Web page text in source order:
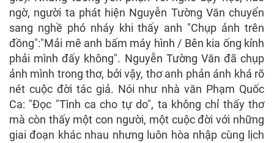
ngờ, người ta phát hiện Nguyễn Tường Văn chuyển
sang nghề phó nháy khi thấy anh "Chụp ảnh trên
đồng":"Mải mê anh bấm máy hình / Bên kia ống kính
phải mình đấy không". Nguyễn Tường Văn đã chụp
ảnh mình trong thơ, bởi vậy, thơ anh phản ánh khá rõ
nét cuộc đời tác giả. Nói như nhà văn Phạm Quốc
Ca: "Đọc "Tình ca cho tự do", ta không chỉ thấy thơ
mà còn thấy một con người, một cuộc đời với những
giai đoạn khác nhau nhưng luôn hòa nhập cùng lịch